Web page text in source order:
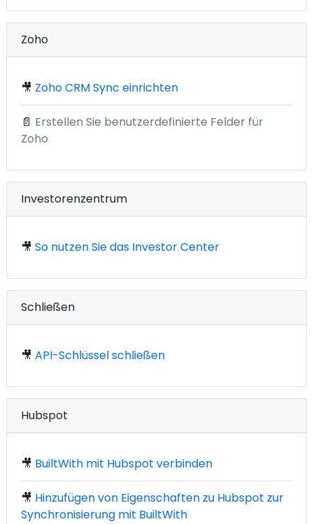
Zoho
🎥 Zoho CRM Sync einrichten
📄 Erstellen Sie benutzerdefinierte Felder für
Zoho
Investorenzentrum
🎥 So nutzen Sie das Investor Center
Schließen
🎥 API-Schlüssel schließen
Hubspot
🎥 BuiltWith mit Hubspot verbinden
🎥 Hinzufügen von Eigenschaften zu Hubspot zur
Synchronisierung mit BuiltWith